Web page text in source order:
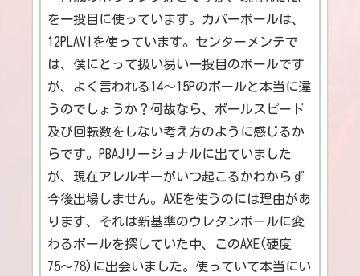
を一投目に使っています。カバーボールは、
12PLAVIを使っています。センターメンテで
は、僕にとって扱い易い一投目のボールです
が、よく言われる14〜15Pのボールと本当に違
うのでしょうか？何故なら、ボールスピード
及び回転数をしない考え方のように感じるか
らです。PBAJリージョナルに出ていました
が、現在アレルギーがいつ起こるかわからず
今後出場しません。AXEを使うのには理由があ
ります、それは新基準のウレタンボールに変
わるボールを探していた中、このAXE(硬度
75〜78)に出会いました。使っていて本当にい